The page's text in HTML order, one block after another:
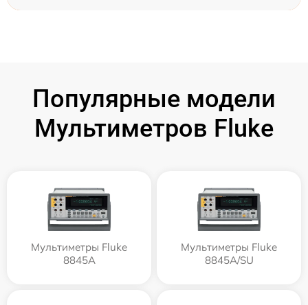
Популярные модели
Мультиметров Fluke
Мультиметры Fluke
8845A
Мультиметры Fluke
8845A/SU